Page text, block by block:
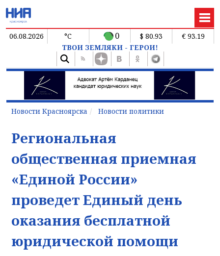
06.08.2026 °C 0 $ 80.93
€ 93.19
ТВОИ ЗЕМЛЯКИ - ГЕРОИ!
Новости Красноярска Новости политики
Региональная
общественная приемная
«Единой России»
проведет Единый день
оказания бесплатной
юридической помощи